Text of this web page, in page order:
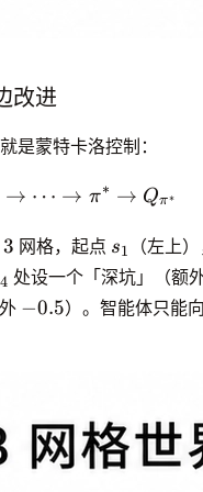
改进
是蒙特卡洛控制：
\rightarrow
→ ⋯ → π∗ → Qπ∗
3 网格，起点 s_1
s1
（左上
4 处设一个「深坑」（额
-0.5
−0.5）。智能体只能